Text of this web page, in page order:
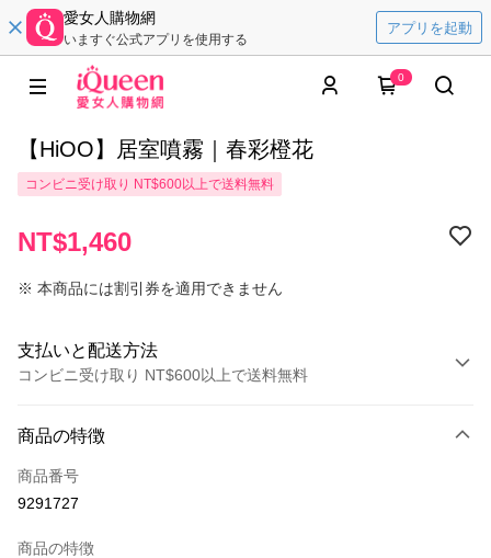
愛女人購物網
いますぐ公式アプリを使用する
アプリを起動
0
【HiOO】居室噴霧｜春彩橙花
コンビニ受け取り NT$600以上で送料無料
NT$1,460
※ 本商品には割引券を適用できません
支払いと配送方法
コンビニ受け取り NT$600以上で送料無料
クレジットカード1回払い
コンビニ店頭代金引換
商品の特徴
商品番号
9291727
商品の特徴